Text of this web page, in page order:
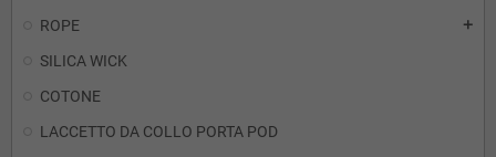
ROPE add
SILICA WICK
COTONE
LACCETTO DA COLLO PORTA POD